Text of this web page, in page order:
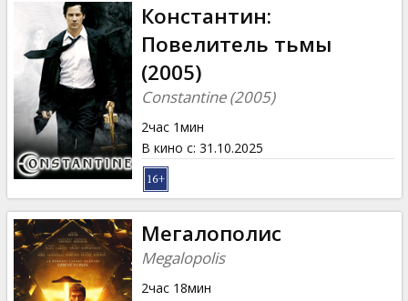
Подарки
Кинозакуски
B2B
Константин:
Повелитель тьмы
(2005)
Constantine (2005)
2час 1мин
В кино с: 31.10.2025
Мегалополис
Megalopolis
2час 18мин